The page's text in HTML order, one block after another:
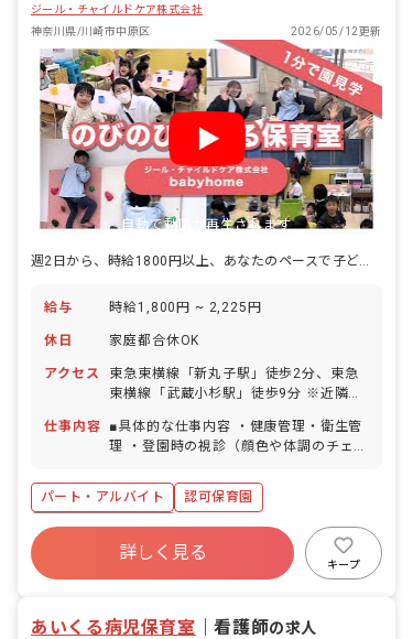
の下、保育施設で初めて働く方も大歓迎
です。
ジール・チャイルドケア株式会社
神奈川県/川崎市中原区
2026/05/12更新
自動で動画が再生されます
給与 時給1,800円 ~ 2,225円
休日 家庭都合休OK
アクセス
東急東横線「新丸子駅」徒歩2分、東急
東横線「武蔵小杉駅」徒歩9分 ※近隣に
にショッピングも楽しめます！新丸子駅
付近には、商店街や銀行があり普段の買
仕事内容
■具体的な仕事内容 ・健康管理・衛生管
理 ・登園時の視診（顔色や体調のチェッ
置、受診判断 ・各種資料作成 ・園内の
消毒・衛生管理の指導 ・給食・おやつの
介助（アレルギー対応の確認など） ・保
護者様からの健康相談、育児相談への対
応 ・職員への保健・衛生知識の共有 ・
嘱託医との連携 ＜クラス定員＞ 0歳児ク
／職員4名 2歳児クラス 19名／職員4名
パート・アルバイト
認可保育園
ボーナス・賞与あり
寮・住宅・家賃補助あり
社会保険完備
昇給昇進あり
詳しく見る
キープ
あいくる病児保育室 ｜看護師の求人